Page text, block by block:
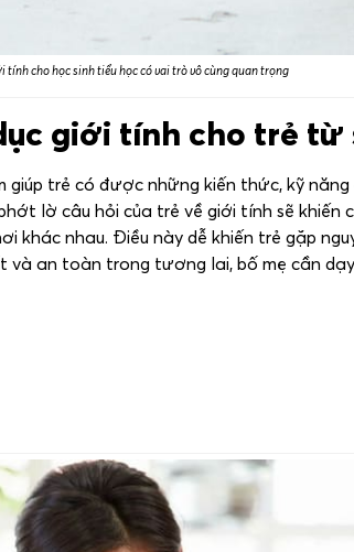
tính cho học sinh tiểu học có vai trò vô cùng quan trọng
giới tính cho trẻ từ
giúp trẻ có được những kiến thức, kỹ
lờ câu hỏi của trẻ về giới tính sẽ khiến
khác nhau. Điều này dễ khiến trẻ gặp
và an toàn trong tương lai, bố mẹ cần